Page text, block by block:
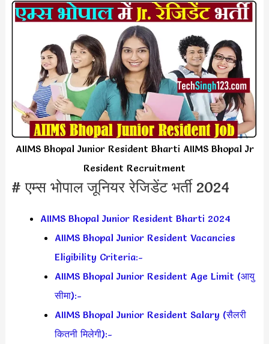
AIIMS Bhopal Junior Resident Bharti AIIMS Bhopal Jr
Resident Recruitment
# एम्स भोपाल जूनियर रेजिडेंट भर्ती 2024
AIIMS Bhopal Junior Resident Bharti 2024
AIIMS Bhopal Junior Resident Vacancies
Eligibility Criteria:-
AIIMS Bhopal Junior Resident Age Limit (आयु
सीमा):-
AIIMS Bhopal Junior Resident Salary (सैलरी
कितनी मिलेगी):-